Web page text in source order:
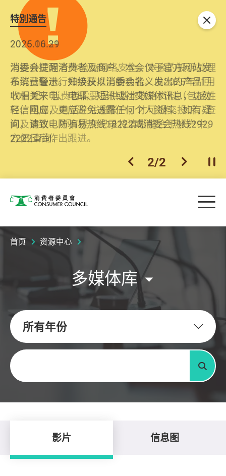
特別通告
2026.06.29
消委会提醒消费者及商户，本会仅于官方网站发
布消费警示。如接获以消委会名义发出的产品回
收相关来电、电邮、短讯或社交媒体讯息，切勿
轻信回应，更应避免透露任何个人资料。如有疑
问，请致电防骗易热线18222或消委会热线2929
2222查询。
2025.10.31
为提升使用者体验及网络安全，本会的投诉处理
系统已经进行升级及推出新功能。由2025年11月
10日起，消费者需要提供基本联络资料（包括姓
名、电邮及电话）注册帐户，才可提交投诉、查
询及建议。所有提交纪录将清晰整合于帐户中，
方便日后作出跟进。
上一个
2/2 下一个开
关闭
消费者委员会 目
首页 资源中心
多媒体库
所有年份
关键字
搜寻
影片 信息图